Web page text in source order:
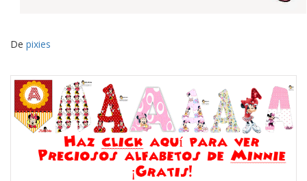
De pixies